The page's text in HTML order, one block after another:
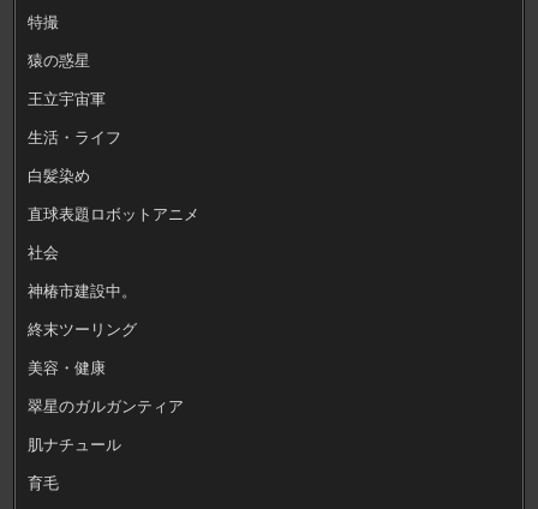
特撮
猿の惑星
王立宇宙軍
生活・ライフ
白髪染め
直球表題ロボットアニメ
社会
神椿市建設中。
終末ツーリング
美容・健康
翠星のガルガンティア
肌ナチュール
育毛